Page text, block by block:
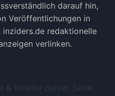
darauf hin,
Veröffentlichungen in
inziders.de redaktionelle
verlinken.
& Inhalte dieser Seite